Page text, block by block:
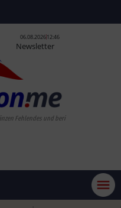
06.08.202612:46
Newsletter
Beste